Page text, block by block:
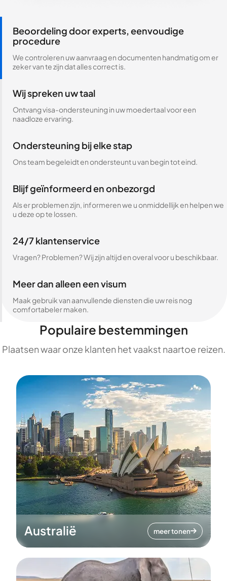
Beoordeling door experts, eenvoudige
procedure
We controleren uw aanvraag en documenten handmatig om er
zeker van te zijn dat alles correct is.
Wij spreken uw taal
Ontvang visa-ondersteuning in uw moedertaal voor een
naadloze ervaring.
Ondersteuning bij elke stap
Ons team begeleidt en ondersteunt u van begin tot eind.
Blijf geïnformeerd en onbezorgd
Als er problemen zijn, informeren we u onmiddellijk en helpen we
u deze op te lossen.
24/7 klantenservice
Vragen? Problemen? Wij zijn altijd en overal voor u beschikbaar.
Meer dan alleen een visum
Maak gebruik van aanvullende diensten die uw reis nog
comfortabeler maken.
Populaire bestemmingen
Plaatsen waar onze klanten het vaakst naartoe reizen.
Australië meer tonen